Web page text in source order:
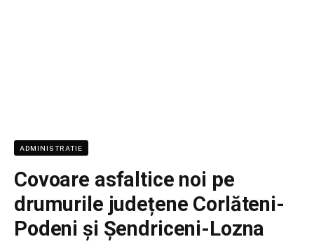
ADMINISTRATIE
Covoare asfaltice noi pe
drumurile județene Corlăteni-
Podeni și Șendriceni-Lozna